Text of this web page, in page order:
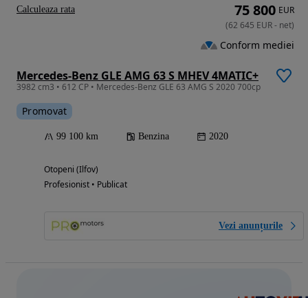
Mercedes-Benz GLE AMG 63 S MHEV 4MATIC+
3982 cm3 • 612 CP • Mercedes-Benz GLE 63 AMG S 2020 700cp
Promovat
99 100 km Benzina 2020
Otopeni (Ilfov)
Profesionist • Publicat
Vezi anunțurile
75 800 EUR
(62 645 EUR- net)
Conform mediei
Calculeaza rata